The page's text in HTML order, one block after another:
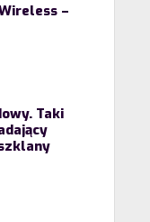
–
Taki